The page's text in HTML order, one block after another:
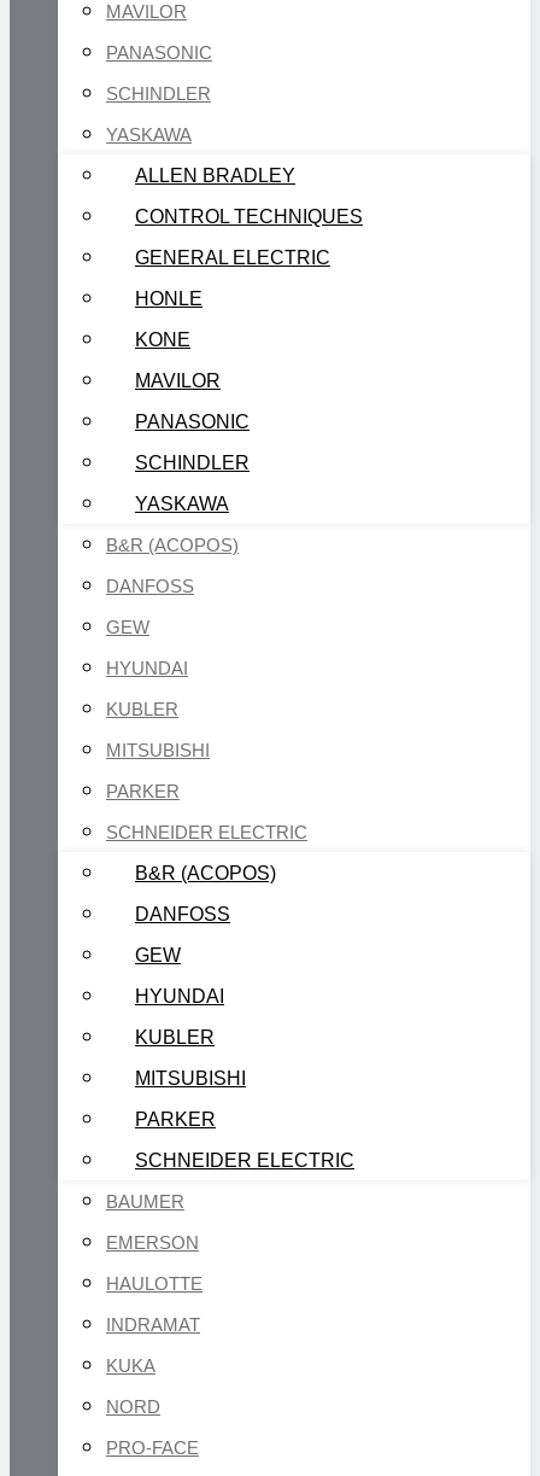
MAVILOR
PANASONIC
SCHINDLER
YASKAWA
ALLEN BRADLEY
CONTROL TECHNIQUES
GENERAL ELECTRIC
HONLE
KONE
MAVILOR
PANASONIC
SCHINDLER
YASKAWA
B&R (ACOPOS)
DANFOSS
GEW
HYUNDAI
KUBLER
MITSUBISHI
PARKER
SCHNEIDER ELECTRIC
B&R (ACOPOS)
DANFOSS
GEW
HYUNDAI
KUBLER
MITSUBISHI
PARKER
SCHNEIDER ELECTRIC
BAUMER
EMERSON
HAULOTTE
INDRAMAT
KUKA
NORD
PRO-FACE